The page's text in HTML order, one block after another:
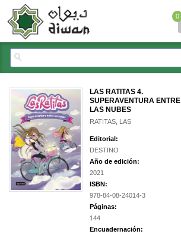
0
LAS RATITAS 4.
SUPERAVENTURA ENTRE
LAS NUBES
RATITAS, LAS
Editorial:
DESTINO
Año de edición:
2021
ISBN:
978-84-08-24014-3
Páginas:
144
Encuadernación: